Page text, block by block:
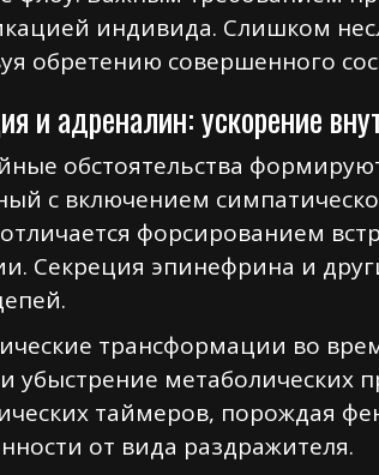
индивида. Слишком
обретению совершенного
и адреналин: ускорение
обстоятельства
с включением
форсированием
Секреция эпинефрина и
трансформации во
убыстрение метаболических
таймеров, порождая
от вида раздражителя.